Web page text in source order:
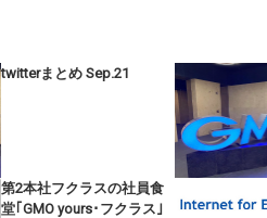
twitterまとめ Sep.21
第2本社フクラスの社員食
堂｢GMO yours･フクラス｣